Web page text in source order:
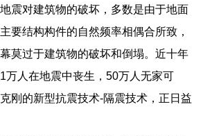
震对建筑物的破坏，多数是由于地面
要结构构件的自然频率相偶合所致，
莫过于建筑物的破坏和倒塌。近十年
万人在地震中丧生，50万人无家可
刚的新型抗震技术-隔震技术，正日益